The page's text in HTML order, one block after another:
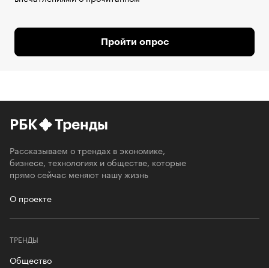
Пройти опрос
РБК Тренды
Рассказываем о трендах в экономике,
бизнесе, технологиях и обществе, которые
прямо сейчас меняют нашу жизнь
О проекте
ТРЕНДЫ
Общество